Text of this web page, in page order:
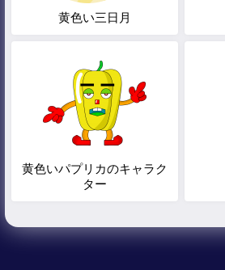
黄色い三日月
黄色いパプリカのキャラク
ター